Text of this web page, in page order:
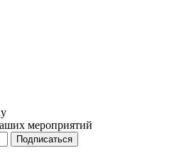
мероприятий
Подписаться